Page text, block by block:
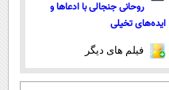
روحانی جنجالی با ادعاها و
ایده‌های تخیلی
فیلم های دیگر